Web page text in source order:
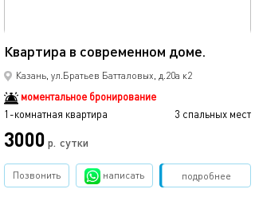
Квартира в современном доме.
Казань, ул.Братьев Батталовых, д.20а к2
моментальное бронирование
1-комнатная квартира
3 спальных мест
3000 р. сутки
подробнее
Позвонить написать Забронировать